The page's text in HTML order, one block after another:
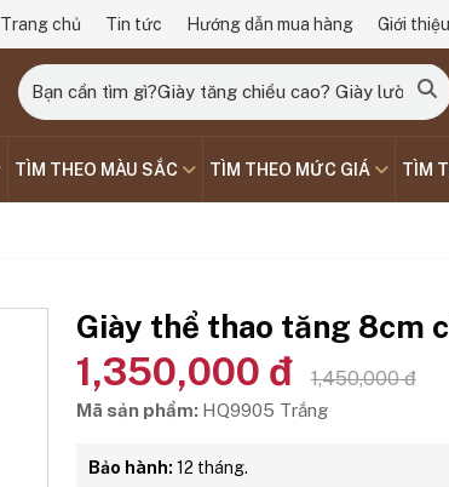
Trang chủ Tin tức Hướng dẫn mua hàng Giới thiệu
TÌM THEO MÀU SẮC TÌM THEO MỨC GIÁ TÌM
Giày thể thao tăng 8cm
1,350,000 đ 1,450,000 đ
Mã sản phẩm: HQ9905 Trắng
Bảo hành: 12 tháng.